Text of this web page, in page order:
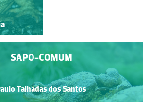
SAPO-COMUM
Talhadas dos Santos